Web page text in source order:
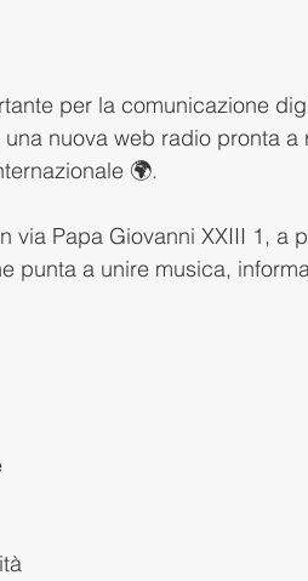
per la comunicazione
una nuova web radio pronta a
🌍.
via Papa Giovanni XXIII 1, a
punta a unire musica,